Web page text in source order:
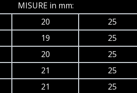
MISURE in mm:
20
25
19
25
20
25
21
25
21
25